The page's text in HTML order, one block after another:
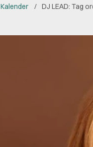
Kalender DJ LEAD: Tag